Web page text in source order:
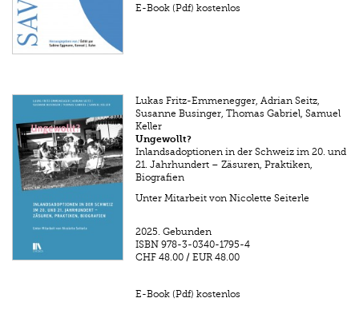
E-Book (Pdf) kostenlos
Lukas Fritz-Emmenegger, Adrian Seitz,
Susanne Businger, Thomas Gabriel, Samuel
Keller
Ungewollt?
Inlandsadoptionen in der Schweiz im 20. und
21. Jahrhundert – Zäsuren, Praktiken,
Biografien
Unter Mitarbeit von Nicolette Seiterle
2025. Gebunden
ISBN 978-3-0340-1795-4
CHF 48.00 /EUR 48.00
E-Book (Pdf) kostenlos